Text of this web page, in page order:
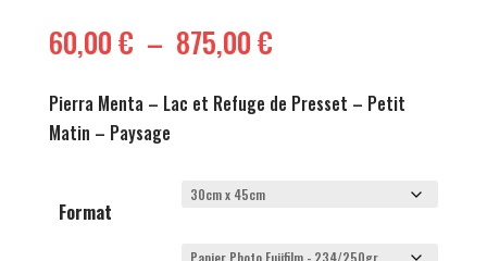
60,00€ – 875,00€Plage
prix :
Pierra Menta – Lac et Refuge de Presset – Petit
Matin – Paysage
Format